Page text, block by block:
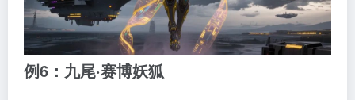
例6：九尾·赛博妖狐